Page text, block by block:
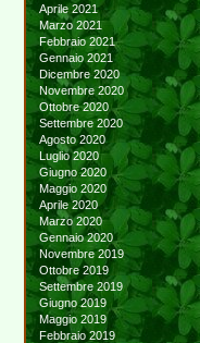
Aprile 2021
Marzo 2021
Febbraio 2021
Gennaio 2021
Dicembre 2020
Novembre 2020
Ottobre 2020
Settembre 2020
Agosto 2020
Luglio 2020
Giugno 2020
Maggio 2020
Aprile 2020
Marzo 2020
Gennaio 2020
Novembre 2019
Ottobre 2019
Settembre 2019
Giugno 2019
Maggio 2019
Febbraio 2019